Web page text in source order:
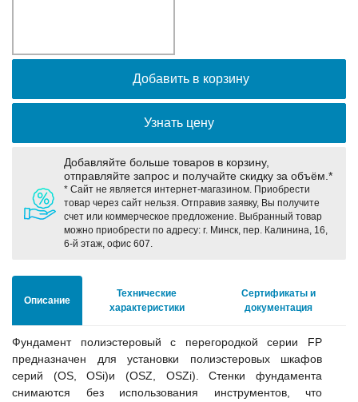
Добавить в корзину
Узнать цену
Добавляйте больше товаров в корзину,
отправляйте запрос и получайте скидку за объём.*
* Сайт не является интернет-магазином. Приобрести
товар через сайт нельзя. Отправив заявку, Вы получите
счет или коммерческое предложение. Выбранный товар
можно приобрести по адресу: г. Минск, пер. Калинина, 16,
6-й этаж, офис 607.
Описание
Технические
характеристики
Сертификаты и
документация
Фундамент полиэстеровый с перегородкой серии FP
предназначен для установки полиэстеровых шкафов
серий (OS, OSi)и (OSZ, OSZi). Стенки фундамента
снимаются без использования инструментов, что